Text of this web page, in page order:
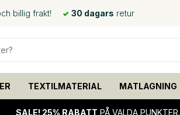
billig frakt! 30 dagars retur
TEXTILMATERIAL MATLAGNING
SALE! 25% RABATT PÅ VALDA PUNKTER.